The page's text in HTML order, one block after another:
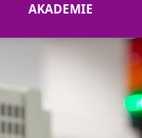
AKADEMIE